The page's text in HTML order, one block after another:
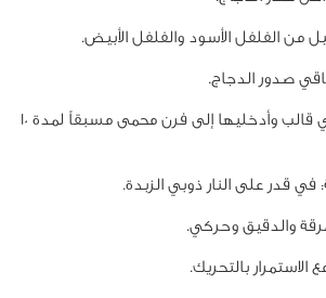
من الفلفل الأسود والفلفل الأبيض.
صدور الدجاج.
ضعي الصدور في قالب وأدخليها إلى فرن محمى مسبقاً لمدة 10
قدر على النار ذوبي الزبدة.
والدقيق وحركي.
بالتحريك.